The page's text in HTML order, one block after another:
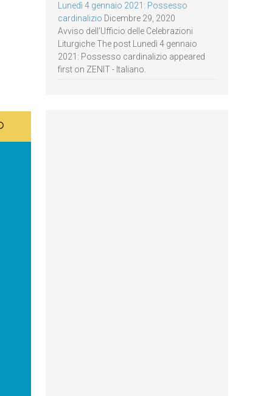
Lunedì 4 gennaio 2021: Possesso
cardinalizio Dicembre 29, 2020
Avviso dell’Ufficio delle Celebrazioni
Liturgiche The post Lunedì 4 gennaio
2021: Possesso cardinalizio appeared
first on ZENIT - Italiano.